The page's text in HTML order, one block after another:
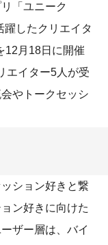
「ユニーク
躍したクリエイタ
12月18日に開催
エイター5人が受
やトークセッシ
ション好きと繋
ン好きに向けた
ザー層は、バイ